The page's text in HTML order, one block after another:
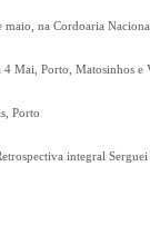
maio, na Cordoaria
Mai, Porto, Matosinhos e
Porto
integral